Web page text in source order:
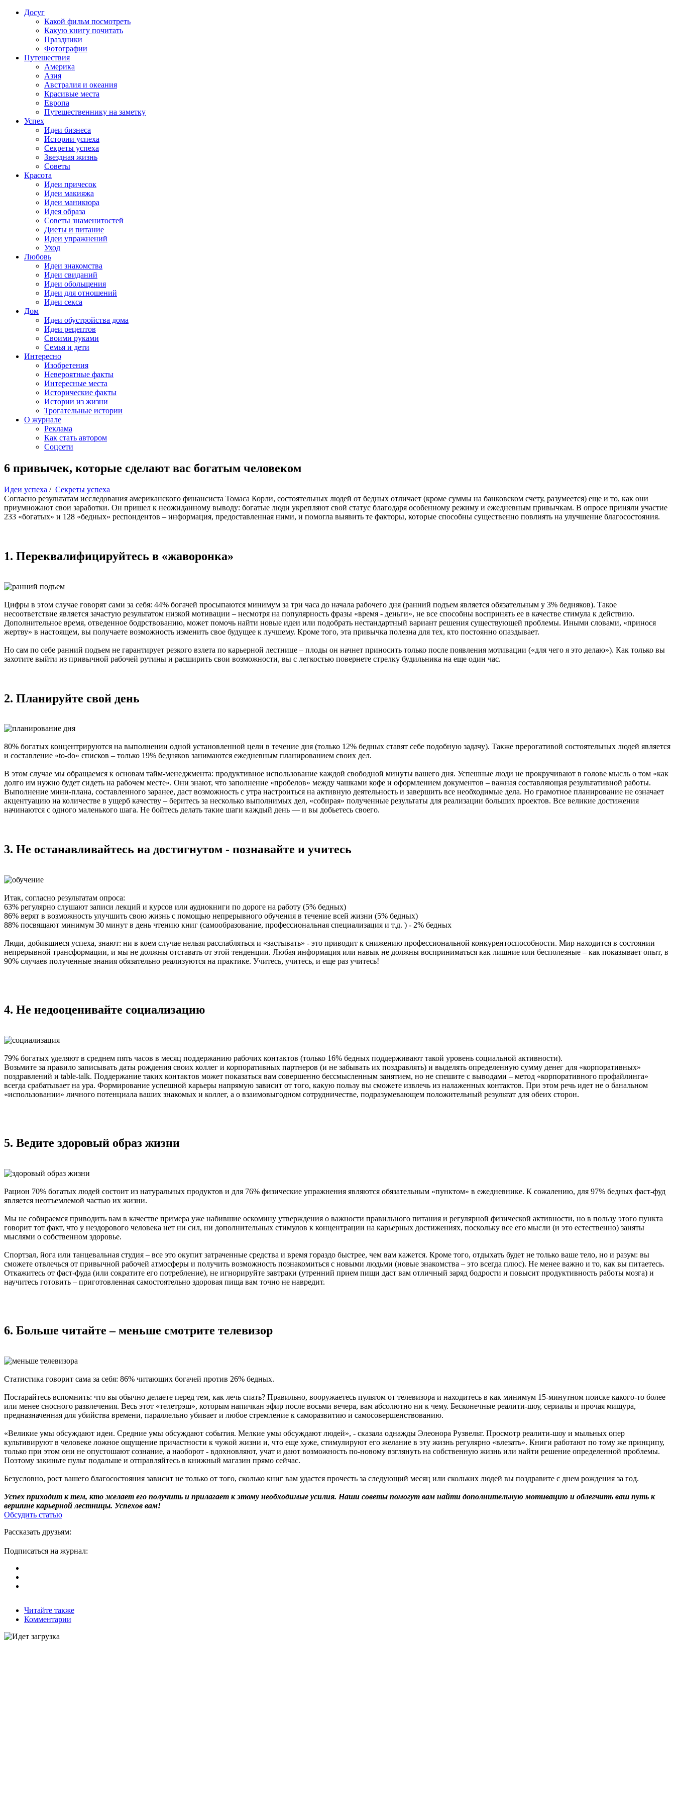
Досуг
Какой фильм посмотреть
Какую книгу почитать
Праздники
Фотографии
Путешествия
Америка
Азия
Австралия и океания
Красивые места
Европа
Путешественнику на заметку
Успех
Идеи бизнеса
Истории успеха
Секреты успеха
Звездная жизнь
Советы
Красота
Идеи причесок
Идеи макияжа
Идеи маникюра
Идея образа
Советы знаменитостей
Диеты и питание
Идеи упражнений
Уход
Любовь
Идеи знакомства
Идеи свиданий
Идеи обольщения
Идеи для отношений
Идеи секса
Дом
Идеи обустройства дома
Идеи рецептов
Своими руками
Семья и дети
Интересно
Изобретения
Невероятные факты
Интересные места
Исторические факты
Истории из жизни
Трогательные истории
О журнале
Реклама
Как стать автором
Соцсети
6 привычек, которые сделают вас богатым человеком
Идеи успеха / Секреты успеха
Согласно результатам исследования американского финансиста Томаса Корли, состоятельных людей от бедных отличает (кроме суммы на банковском счету, разумеется) еще и то, как они
приумножают свои заработки. Он пришел к неожиданному выводу: богатые люди укрепляют свой статус благодаря особенному режиму и ежедневным привычкам. В опросе приняли участие
233 «богатых» и 128 «бедных» респондентов – информация, предоставленная ними, и помогла выявить те факторы, которые способны существенно повлиять на улучшение благосостояния.
1. Переквалифицируйтесь в «жаворонка»
Цифры в этом случае говорят сами за себя: 44% богачей просыпаются минимум за три часа до начала рабочего дня (ранний подъем является обязательным у 3% бедняков). Такое
несоответствие является зачастую результатом низкой мотивации – несмотря на популярность фразы «время - деньги», не все способны воспринять ее в качестве стимула к действию.
Дополнительное время, отведенное бодрствованию, может помочь найти новые идеи или подобрать нестандартный вариант решения существующей проблемы. Иными словами, «принося
жертву» в настоящем, вы получаете возможность изменить свое будущее к лучшему. Кроме того, эта привычка полезна для тех, кто постоянно опаздывает.
Но сам по себе ранний подъем не гарантирует резкого взлета по карьерной лестнице – плоды он начнет приносить только после появления мотивации («для чего я это делаю»). Как только вы
захотите выйти из привычной рабочей рутины и расширить свои возможности, вы с легкостью повернете стрелку будильника на еще один час.
2. Планируйте свой день
80% богатых концентрируются на выполнении одной установленной цели в течение дня (только 12% бедных ставят себе подобную задачу). Также прерогативой состоятельных людей является
и составление «to-do» списков – только 19% бедняков занимаются ежедневным планированием своих дел.
В этом случае мы обращаемся к основам тайм-менеджмента: продуктивное использование каждой свободной минуты вашего дня. Успешные люди не прокручивают в голове мысль о том «как
долго им нужно будет сидеть на рабочем месте». Они знают, что заполнение «пробелов» между чашками кофе и оформлением документов – важная составляющая результативной работы.
Выполнение мини-плана, составленного заранее, даст возможность с утра настроиться на активную деятельность и завершить все необходимые дела. Но грамотное планирование не означает
акцентуацию на количестве в ущерб качеству – беритесь за несколько выполнимых дел, «собирая» полученные результаты для реализации больших проектов. Все великие достижения
начинаются с одного маленького шага. Не бойтесь делать такие шаги каждый день — и вы добьетесь своего.
3. Не останавливайтесь на достигнутом - познавайте и учитесь
Итак, согласно результатам опроса:
63% регулярно слушают записи лекций и курсов или аудиокниги по дороге на работу (5% бедных)
86% верят в возможность улучшить свою жизнь с помощью непрерывного обучения в течение всей жизни (5% бедных)
88% посвящают минимум 30 минут в день чтению книг (самообразование, профессиональная специализация и т.д. ) - 2% бедных
Люди, добившиеся успеха, знают: ни в коем случае нельзя расслабляться и «застывать» - это приводит к снижению профессиональной конкурентоспособности. Мир находится в состоянии
непрерывной трансформации, и мы не должны отставать от этой тенденции. Любая информация или навык не должны восприниматься как лишние или бесполезные – как показывает опыт, в
90% случаев полученные знания обязательно реализуются на практике. Учитесь, учитесь, и еще раз учитесь!
4. Не недооценивайте социализацию
79% богатых уделяют в среднем пять часов в месяц поддержанию рабочих контактов (только 16% бедных поддерживают такой уровень социальной активности).
Возьмите за правило записывать даты рождения своих коллег и корпоративных партнеров (и не забывать их поздравлять) и выделять определенную сумму денег для «корпоративных»
поздравлений и table-talk. Поддержание таких контактов может показаться вам совершенно бессмысленным занятием, но не спешите с выводами – метод «корпоративного профайлинга»
всегда срабатывает на ура. Формирование успешной карьеры напрямую зависит от того, какую пользу вы сможете извлечь из налаженных контактов. При этом речь идет не о банальном
«использовании» личного потенциала ваших знакомых и коллег, а о взаимовыгодном сотрудничестве, подразумевающем положительный результат для обеих сторон.
5. Ведите здоровый образ жизни
Рацион 70% богатых людей состоит из натуральных продуктов и для 76% физические упражнения являются обязательным «пунктом» в ежедневнике. К сожалению, для 97% бедных фаст-фуд
является неотъемлемой частью их жизни.
Мы не собираемся приводить вам в качестве примера уже набившие оскомину утверждения о важности правильного питания и регулярной физической активности, но в пользу этого пункта
говорит тот факт, что у нездорового человека нет ни сил, ни дополнительных стимулов к концентрации на карьерных достижениях, поскольку все его мысли (и это естественно) заняты
мыслями о собственном здоровье.
Спортзал, йога или танцевальная студия – все это окупит затраченные средства и время гораздо быстрее, чем вам кажется. Кроме того, отдыхать будет не только ваше тело, но и разум: вы
сможете отвлечься от привычной рабочей атмосферы и получить возможность познакомиться с новыми людьми (новые знакомства – это всегда плюс). Не менее важно и то, как вы питаетесь.
Откажитесь от фаст-фуда (или сократите его потребление), не игнорируйте завтраки (утренний прием пищи даст вам отличный заряд бодрости и повысит продуктивность работы мозга) и
научитесь готовить – приготовленная самостоятельно здоровая пища вам точно не навредит.
6. Больше читайте – меньше смотрите телевизор
Статистика говорит сама за себя: 86% читающих богачей против 26% бедных.
Постарайтесь вспомнить: что вы обычно делаете перед тем, как лечь спать? Правильно, вооружаетесь пультом от телевизора и находитесь в как минимум 15-минутном поиске какого-то более
или менее сносного развлечения. Весь этот «телетрэш», которым напичкан эфир после восьми вечера, вам абсолютно ни к чему. Бесконечные реалити-шоу, сериалы и прочая мишура,
предназначенная для убийства времени, параллельно убивает и любое стремление к саморазвитию и самосовершенствованию.
«Великие умы обсуждают идеи. Средние умы обсуждают события. Мелкие умы обсуждают людей», - сказала однажды Элеонора Рузвельт. Просмотр реалити-шоу и мыльных опер
культивируют в человеке ложное ощущение причастности к чужой жизни и, что еще хуже, стимулируют его желание в эту жизнь регулярно «влезать». Книги работают по тому же принципу,
только при этом они не опустошают сознание, а наоборот - вдохновляют, учат и дают возможность по-новому взглянуть на собственную жизнь или найти решение определенной проблемы.
Поэтому закиньте пульт подальше и отправляйтесь в книжный магазин прямо сейчас.
Безусловно, рост вашего благосостояния зависит не только от того, сколько книг вам удастся прочесть за следующий месяц или скольких людей вы поздравите с днем рождения за год.
Успех приходит к тем, кто желает его получить и прилагает к этому необходимые усилия. Наши советы помогут вам найти дополнительную мотивацию и облегчить ваш путь к
вершине карьерной лестницы. Успехов вам!
Обсудить статью
Рассказать друзьям:
Подписаться на журнал:
Читайте также
Комментарии